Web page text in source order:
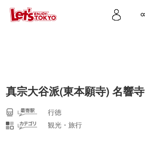
真宗大谷派(東本願寺) 名響寺
行徳
観光・旅行